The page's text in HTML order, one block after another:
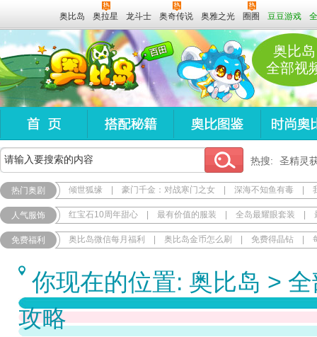
奥比岛 奥拉星 龙斗士 奥奇传说 奥雅之光 圈圈 豆豆游戏
奥比岛
全部视
热搜: 圣精灵
热门奥剧 倾世狐缘 豪门千金：对战寒门之女 深海不知鱼有毒
人气服饰 红宝石10周年甜心 最有价值的服装 全岛最耀眼套装
免费福利 奥比岛微信每月福利 奥比岛金币怎么刷 免费得晶钻
你现在的位置: 奥比岛 >
攻略